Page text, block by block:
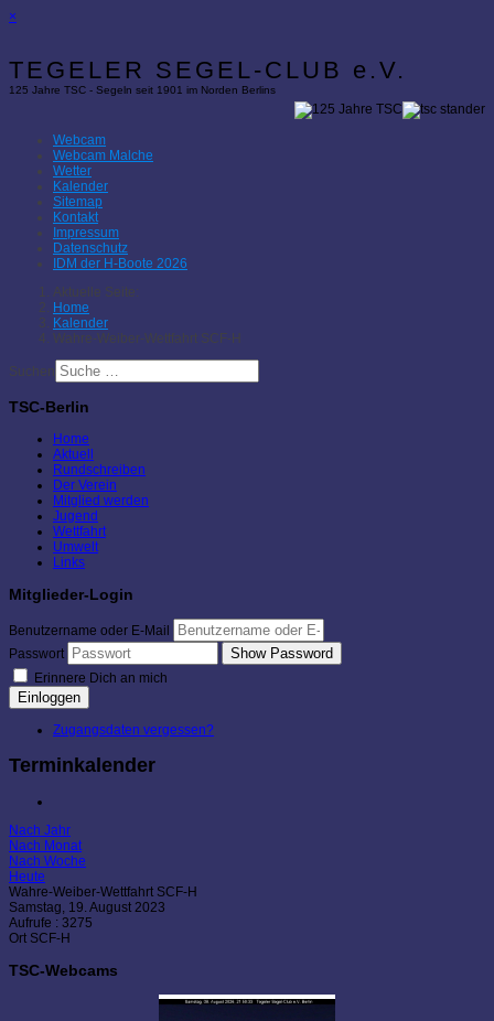
×
TEGELER SEGEL-CLUB e.V.
125 Jahre TSC - Segeln seit 1901 im Norden Berlins
Webcam
Webcam Malche
Wetter
Kalender
Sitemap
Kontakt
Impressum
Datenschutz
IDM der H-Boote 2026
Aktuelle Seite:
Home
Kalender
Wahre-Weiber-Wettfahrt SCF-H
Suchen
TSC-Berlin
Home
Aktuell
Rundschreiben
Der Verein
Mitglied werden
Jugend
Wettfahrt
Umwelt
Links
Mitglieder-Login
Benutzername oder E-Mail
Passwort
Show Password
Erinnere Dich an mich
Einloggen
Zugangsdaten vergessen?
Terminkalender
Nach Jahr
Nach Monat
Nach Woche
Heute
Wahre-Weiber-Wettfahrt SCF-H
Samstag, 19. August 2023
Aufrufe : 3275
Ort SCF-H
TSC-Webcams